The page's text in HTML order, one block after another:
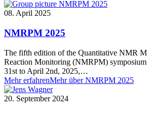
08. April 2025
NMRPM 2025
The fifth edition of the Quantitative NMR
Reaction Monitoring (NMRPM)
31st to April 2nd, 2025,…
Mehr erfahrenMehr über NMRPM 2025
20. September 2024